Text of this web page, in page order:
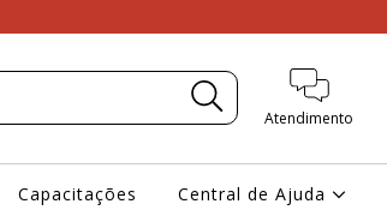
Atendimento
Capacitações Central de Ajuda